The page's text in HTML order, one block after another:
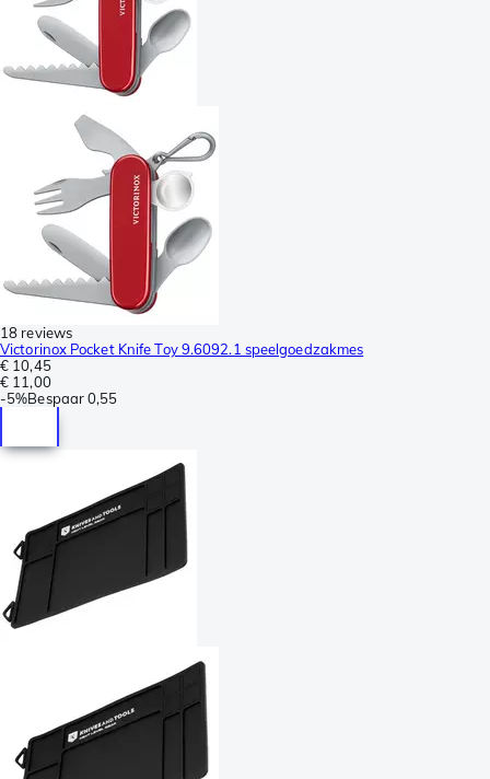
18 reviews
Victorinox Pocket Knife Toy 9.6092.1 speelgoedzakmes
€ 10,45
€ 11,00
-5%Bespaar0,55